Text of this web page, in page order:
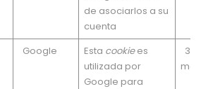
de asociarlos a su
cuenta
Google Esta cookiees
utilizada por
Google para
3